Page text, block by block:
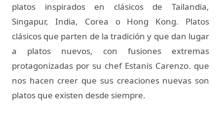
platos inspirados en clásicos de Tailandia,
Singapur, India, Corea o Hong Kong. Platos
clásicos que parten de la tradición y que dan lugar
a platos nuevos, con fusiones extremas
protagonizadas por su chef Estanis Carenzo. que
nos hacen creer que sus creaciones nuevas son
platos que existen desde siempre.